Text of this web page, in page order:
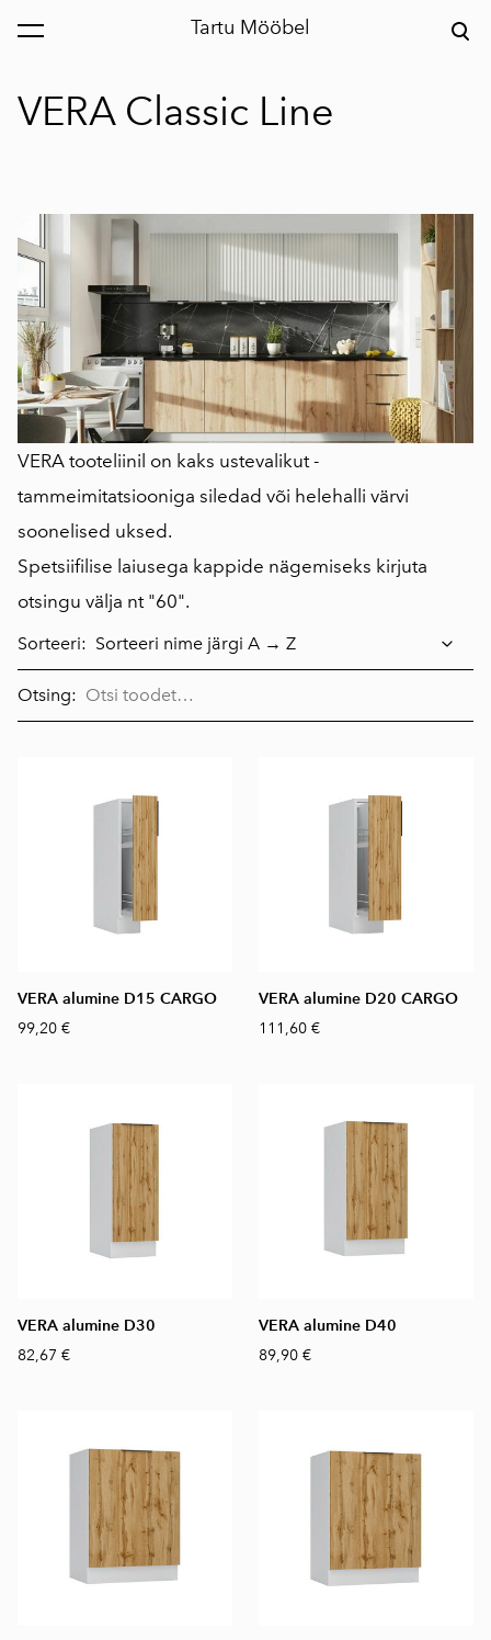
Tartu Mööbel
lisati ostukorvi. Vaata ostukorvi
VERA Classic Line
VERA tooteliinil on kaks ustevalikut -
tammeimitatsiooniga siledad või helehalli värvi
soonelised uksed.
Spetsiifilise laiusega kappide nägemiseks kirjuta
otsingu välja nt "60".
Sorteeri:
Otsing:
VERA alumine D15 CARGO
99,20 €
VERA alumine D20 CARGO
111,60 €
VERA alumine D30
82,67 €
VERA alumine D40
89,90 €